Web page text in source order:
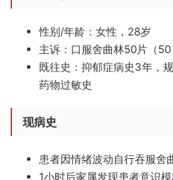
性别/年龄：女性，28岁
主诉：口服舍曲林50片（
既往史：抑郁症病史3年，
药物过敏史
现病史
患者因情绪波动自行吞服舍
1小时后家属发现患者意识